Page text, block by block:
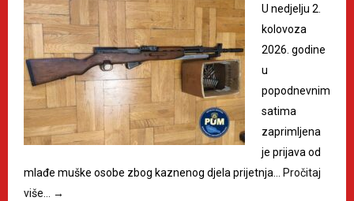
U nedjelju 2.
kolovoza
2026. godine
u
popodnevnim
satima
zaprimljena
je prijava od
mlađe muške osobe zbog kaznenog djela prijetnja… Pročitaj
više… →